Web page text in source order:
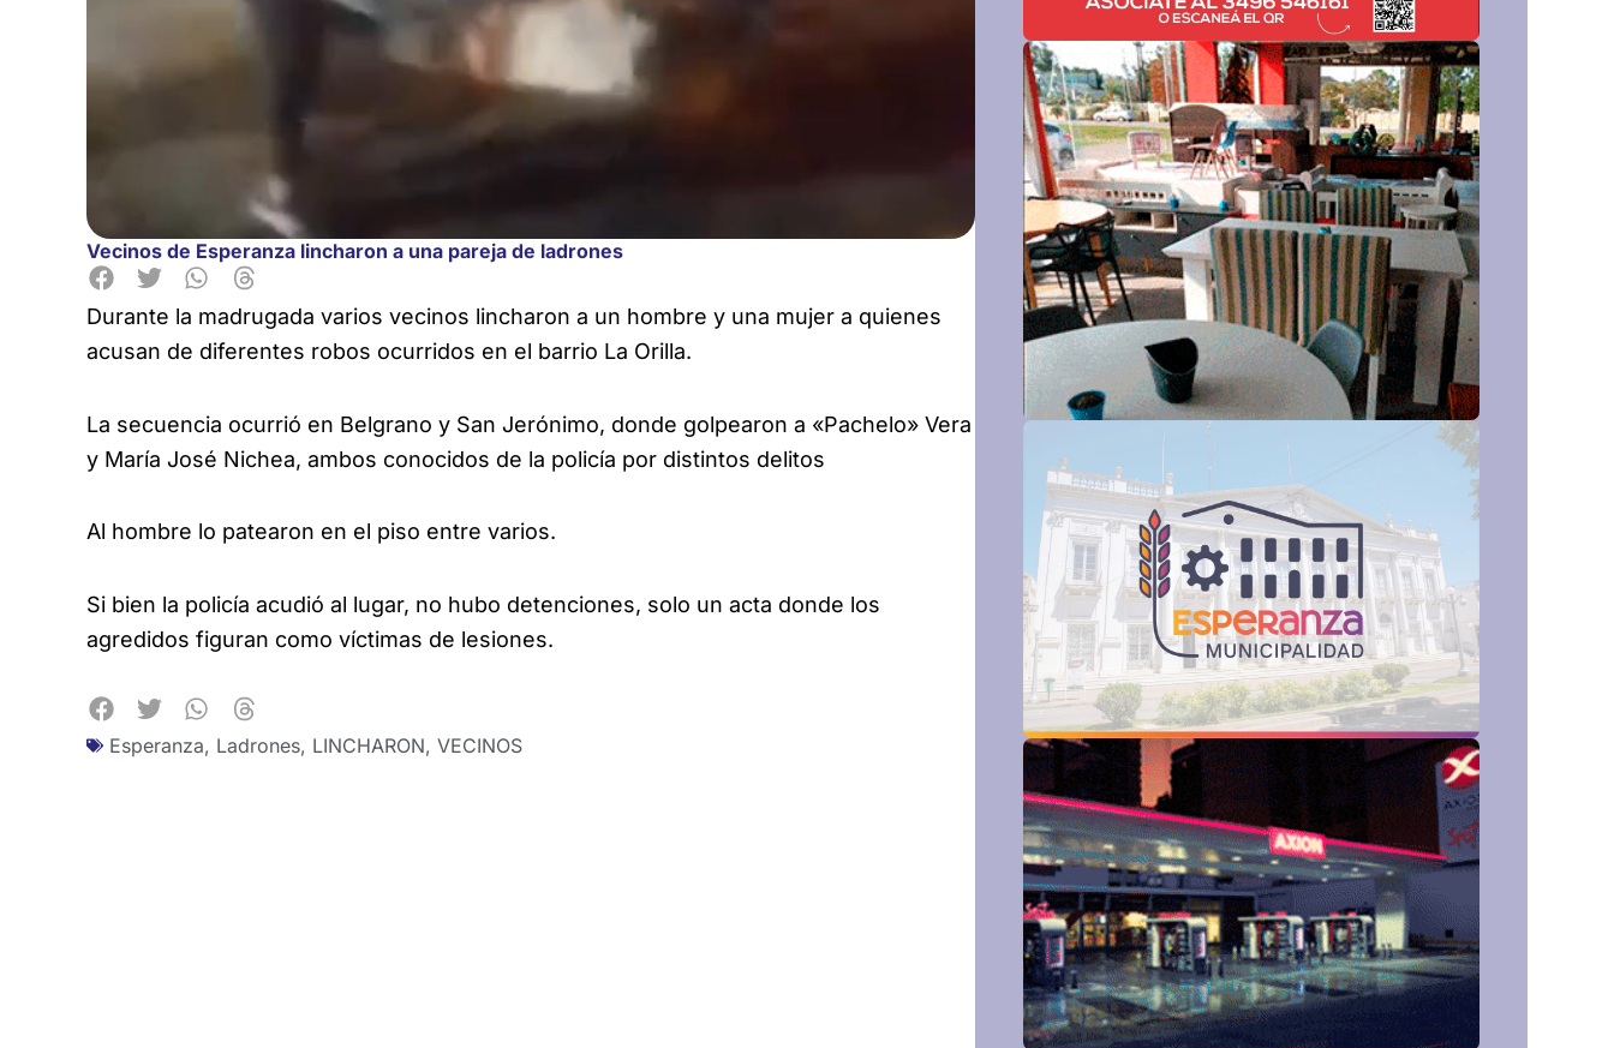
Vecinos de Esperanza lincharon a una pareja de ladrones
Durante la madrugada varios vecinos lincharon a un hombre y una mujer a quienes
acusan de diferentes robos ocurridos en el barrio La Orilla.
La secuencia ocurrió en Belgrano y San Jerónimo, donde golpearon a «Pachelo» Vera
y María José Nichea, ambos conocidos de la policía por distintos delitos
Al hombre lo patearon en el piso entre varios.
Si bien la policía acudió al lugar, no hubo detenciones, solo un acta donde los
agredidos figuran como víctimas de lesiones.
Esperanza, Ladrones, LINCHARON, VECINOS